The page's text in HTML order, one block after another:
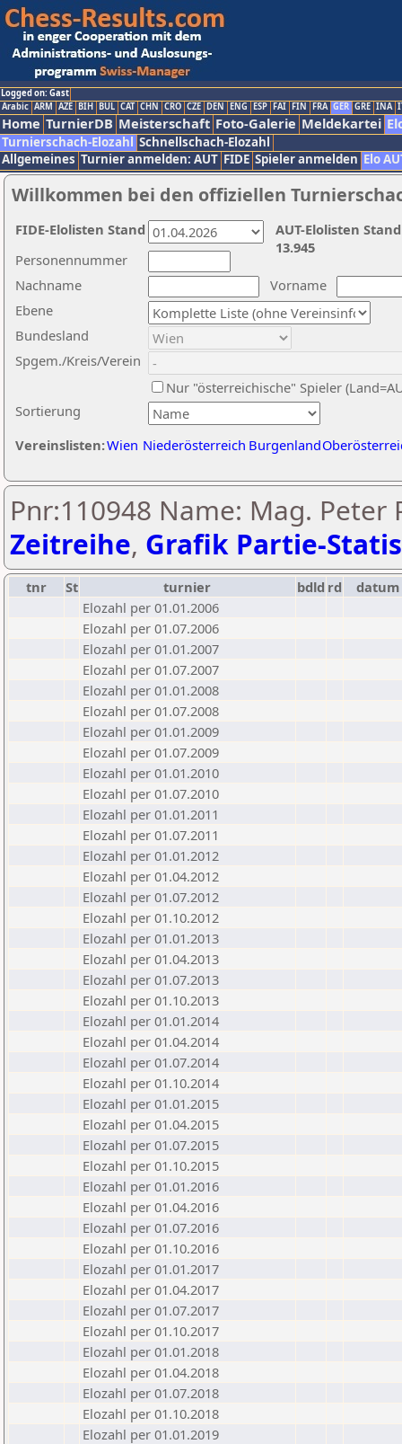
Logged on: Gast
Arabic ARM AZE BIH BUL CAT CHN CRO CZE DEN ENG ESP FAI FIN FRA GER GRE INA
Home TurnierDB Meisterschaft Foto-Galerie Meldekartei
Turnierschach-Elozahl Schnellschach-Elozahl
Allgemeines Turnier anmelden: AUT FIDE Spieler anmelden Elo
Willkommen bei den offiziellen
Nachname
Vorname
Ebene
Sortierung
Personennummer
Bundesland
Spgem./Kreis/Verein
Nur "österreichische" Spieler
Vereinslisten:Wien Niederösterreich Burgenland
AUT-Elolisten
13.945
FIDE-Elolisten Stand
Pnr:110948 Name: Mag. Peter
Zeitreihe, Grafik Partie-
tnr St turnier bdld rd
datum
Elozahl per 01.01.2006
Elozahl per 01.07.2006
Elozahl per 01.01.2007
Elozahl per 01.07.2007
Elozahl per 01.01.2008
Elozahl per 01.07.2008
Elozahl per 01.01.2009
Elozahl per 01.07.2009
Elozahl per 01.01.2010
Elozahl per 01.07.2010
Elozahl per 01.01.2011
Elozahl per 01.07.2011
Elozahl per 01.01.2012
Elozahl per 01.04.2012
Elozahl per 01.07.2012
Elozahl per 01.10.2012
Elozahl per 01.01.2013
Elozahl per 01.04.2013
Elozahl per 01.07.2013
Elozahl per 01.10.2013
Elozahl per 01.01.2014
Elozahl per 01.04.2014
Elozahl per 01.07.2014
Elozahl per 01.10.2014
Elozahl per 01.01.2015
Elozahl per 01.04.2015
Elozahl per 01.07.2015
Elozahl per 01.10.2015
Elozahl per 01.01.2016
Elozahl per 01.04.2016
Elozahl per 01.07.2016
Elozahl per 01.10.2016
Elozahl per 01.01.2017
Elozahl per 01.04.2017
Elozahl per 01.07.2017
Elozahl per 01.10.2017
Elozahl per 01.01.2018
Elozahl per 01.04.2018
Elozahl per 01.07.2018
Elozahl per 01.10.2018
Elozahl per 01.01.2019